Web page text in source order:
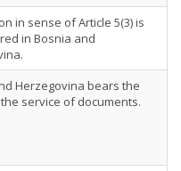
in sense of Article 5(3) is
in Bosnia and
Herzegovina bears the
service of documents.